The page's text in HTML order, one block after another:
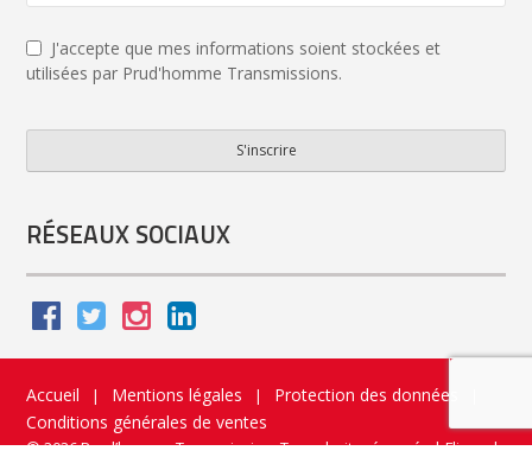
J'accepte que mes informations soient stockées et
utilisées par Prud'homme Transmissions.
S'inscrire
RÉSEAUX SOCIAUX
Accueil | Mentions légales | Protection des données
Conditions générales de ventes
© 2026 Prud’homme Transmission. Tous droits réservés|Flippad